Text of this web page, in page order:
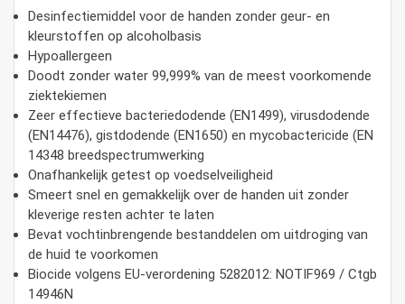
Desinfectiemiddel voor de handen zonder geur- en
kleurstoffen op alcoholbasis
Hypoallergeen
Doodt zonder water 99,999% van de meest voorkomende
ziektekiemen
Zeer effectieve bacteriedodende (EN1499), virusdodende
(EN14476), gistdodende (EN1650) en mycobactericide (EN
14348 breedspectrumwerking
Onafhankelijk getest op voedselveiligheid
Smeert snel en gemakkelijk over de handen uit zonder
kleverige resten achter te laten
Bevat vochtinbrengende bestanddelen om uitdroging van
de huid te voorkomen
Biocide volgens EU-verordening 5282012: NOTIF969 / Ctgb
14946N